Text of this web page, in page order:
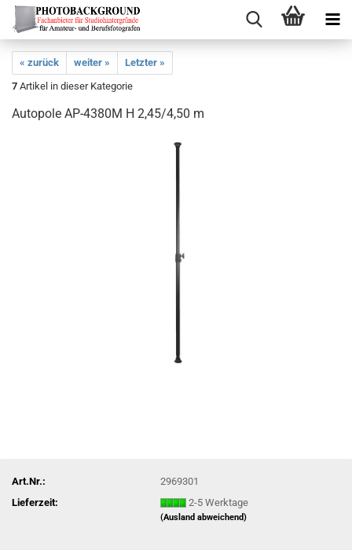
« zurück weiter »
Letzter »
7 Artikel in dieser Kategorie
Autopole AP-4380M H 2,45/4,50 m
Art.Nr.:
2969301
Lieferzeit:
2-5 Werktage
(Ausland abweichend)